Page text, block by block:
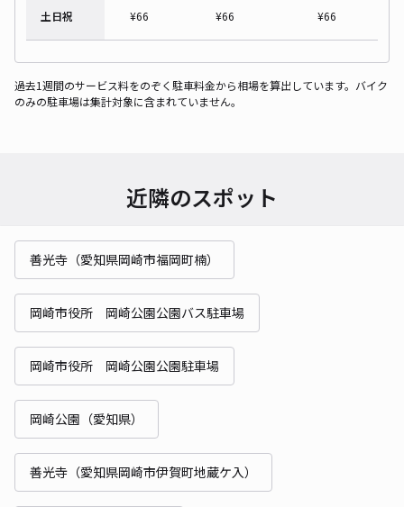
土日祝 ¥66 ¥66 ¥66
過去1週間のサービス料をのぞく駐車料金から相場を算出しています。バイク
のみの駐車場は集計対象に含まれていません。
近隣のスポット
善光寺（愛知県岡崎市福岡町楠）
岡崎市役所 岡崎公園公園バス駐車場
岡崎市役所 岡崎公園公園駐車場
岡崎公園（愛知県）
善光寺（愛知県岡崎市伊賀町地蔵ケ入）